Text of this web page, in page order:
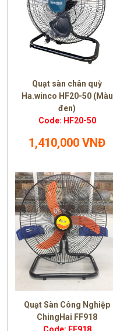
Quạt sàn chân quỳ
Ha.winco HF20-50 (Màu
đen)
Code: HF20-50
1,410,000 VNĐ
Quạt Sàn Công Nghiệp
ChingHai FF918